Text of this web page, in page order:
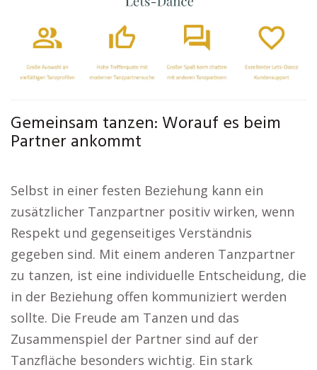
Gemeinsam tanzen: Worauf es beim
Partner ankommt
Selbst in einer festen Beziehung kann ein
zusätzlicher Tanzpartner positiv wirken, wenn
Respekt und gegenseitiges Verständnis
gegeben sind. Mit einem anderen Tanzpartner
zu tanzen, ist eine individuelle Entscheidung, die
in der Beziehung offen kommuniziert werden
sollte. Die Freude am Tanzen und das
Zusammenspiel der Partner sind auf der
Tanzfläche besonders wichtig. Ein stark